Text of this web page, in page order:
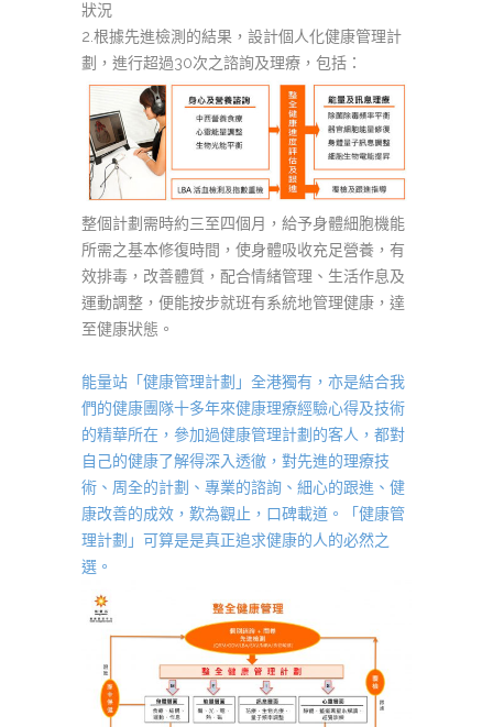
狀況
2.根據先進檢測的結果，設計個人化健康管理計
劃，進行超過30次之諮詢及理療，包括：
整個計劃需時約三至四個月，給予身體細胞機能
所需之基本修復時間，使身體吸收充足營養，有
效排毒，改善體質，配合情緒管理、生活作息及
運動調整，便能按步就班有系統地管理健康，達
至健康狀態。
能量站「健康管理計劃」全港獨有，亦是結合我
們的健康團隊十多年來健康理療經驗心得及技術
的精華所在，參加過健康管理計劃的客人，都對
自己的健康了解得深入透徹，對先進的理療技
術、周全的計劃、專業的諮詢、細心的跟進、健
康改善的成效，歎為觀止，口碑載道。「健康管
理計劃」可算是是真正追求健康的人的必然之
選。